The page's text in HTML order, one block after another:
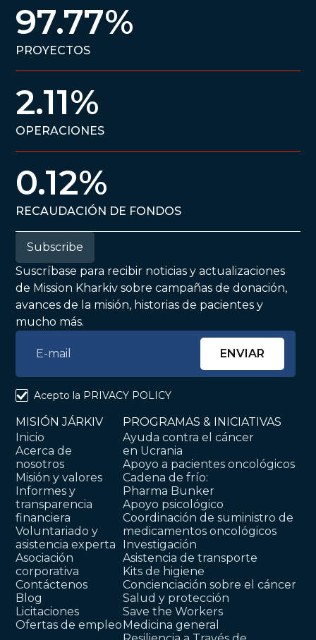
97.77%
PROYECTOS
2.11%
OPERACIONES
0.12%
RECAUDACIÓN DE FONDOS
Subscribe
Suscríbase para recibir noticias y actualizaciones
de Mission Kharkiv sobre campañas de donación,
avances de la misión, historias de pacientes y
mucho más.
Acepto la PRIVACY POLICY
MISIÓN JÁRKIV
Inicio
Acerca de
nosotros
Misión y valores
Informes y
transparencia
financiera
Voluntariado y
asistencia experta
Asociación
corporativa
Contáctenos
Blog
Licitaciones
Ofertas de empleo
PROGRAMAS & INICIATIVAS
Ayuda contra el cáncer
en Ucrania
Apoyo a pacientes oncológicos
Cadena de frío:
Pharma Bunker
Apoyo psicológico
Coordinación de suministro de
medicamentos oncológicos
Investigación
Asistencia de transporte
Kits de higiene
Concienciación sobre el cáncer
Salud y protección
Save the Workers
Medicina general